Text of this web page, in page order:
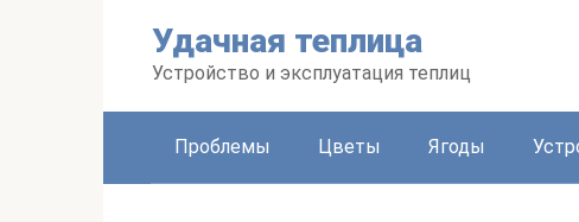
Удачная теплица
Устройство и эксплуатация теплиц
Проблемы Цветы Ягоды